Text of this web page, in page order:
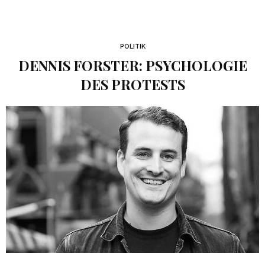
POLITIK
DENNIS FORSTER: PSYCHOLOGIE
DES PROTESTS